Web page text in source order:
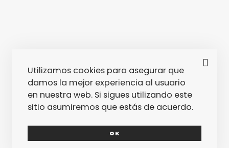
Utilizamos cookies para asegurar que
damos la mejor experiencia al usuario
en nuestra web. Si sigues utilizando este
sitio asumiremos que estás de acuerdo.
OK